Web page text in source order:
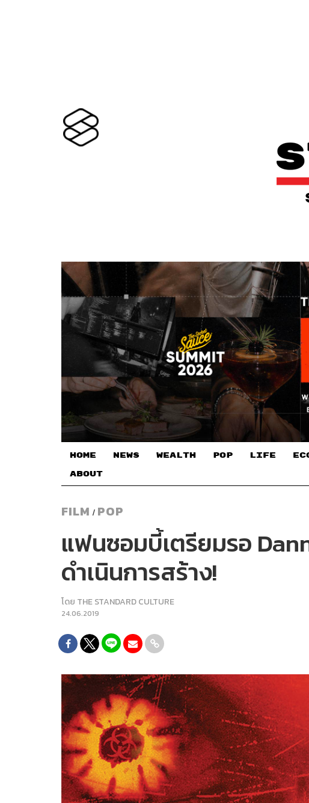
HOME NEWS WEALTH POP LIFE
ABOUT
FILM / POP
แฟนซอมบี้เตรียมรอ
ดำเนินการสร้าง!
โดย THE STANDARD CULTURE
24.06.2019